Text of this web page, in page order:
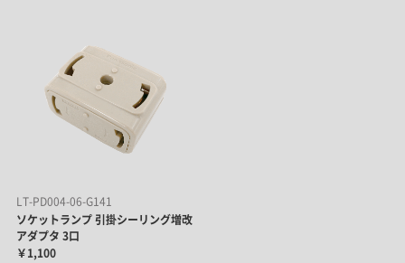
LT-PD004-06-G141
ソケットランプ 引掛シーリング増改
アダプタ 3口
￥1,100